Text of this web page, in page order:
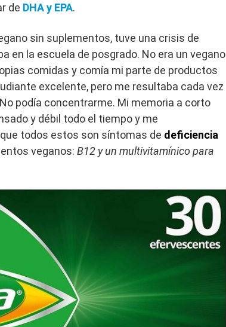
de DHA y EPA.
sin suplementos, tuve una crisis de
en la escuela de posgrado. No era un vegano
comidas y comía mi parte de productos
excelente, pero me resultaba cada vez
podía concentrarme. Mi memoria a corto
y débil todo el tiempo y me
todos estos son síntomas de deficiencia
veganos: B12 y un multivitamínico para